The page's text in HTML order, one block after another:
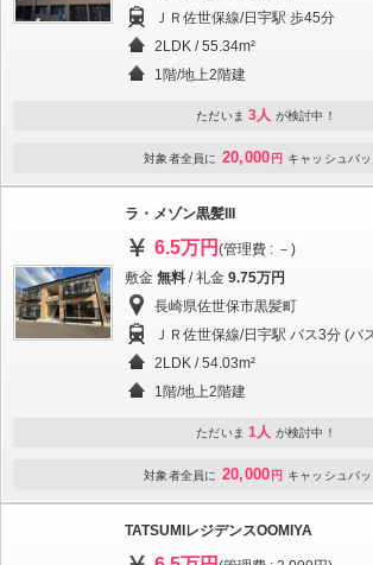
ＪＲ佐世保線/日宇駅 歩45分
2LDK / 55.34m²
1階/地上2階建
ただいま 3人 が検討中！
対象者全員に 20,000 円 キャッシュバ
ラ・メゾン黒髪III
6.5万円 (管理費 : －)
敷金 無料 / 礼金 9.75万円
長崎県佐世保市黒髪町
ＪＲ佐世保線/日宇駅 バス3分 (バ
2LDK / 54.03m²
1階/地上2階建
ただいま 1人 が検討中！
対象者全員に 20,000 円 キャッシュバ
TATSUMIレジデンスOOMIYA